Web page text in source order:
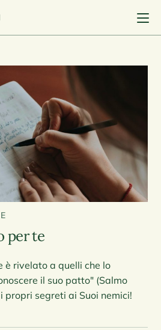
per te
è rivelato a quelli che lo
il suo patto" (Salmo
propri segreti ai Suoi nemici!